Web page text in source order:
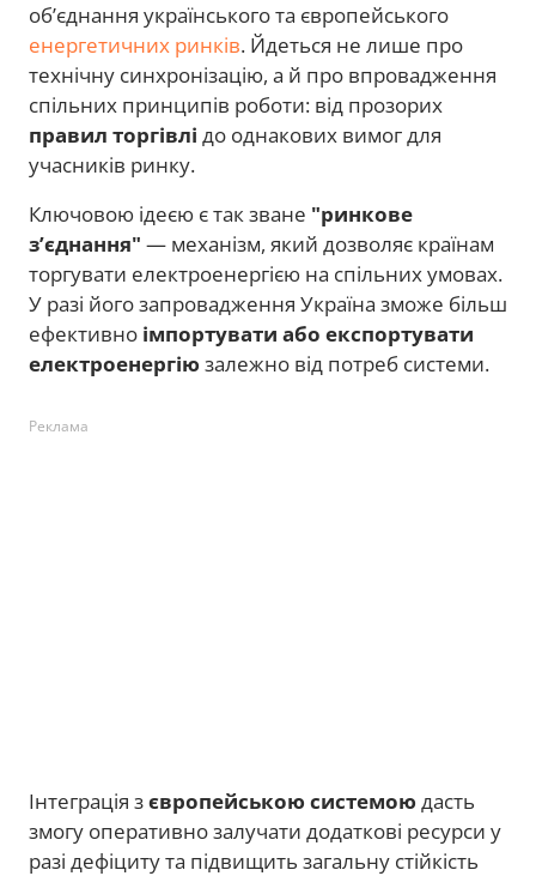
об’єднання українського та європейського
енергетичних ринків. Йдеться не лише про
технічну синхронізацію, а й про впровадження
спільних принципів роботи: від прозорих
правил торгівлі до однакових вимог для
учасників ринку.
Ключовою ідеєю є так зване "ринкове
з’єднання" — механізм, який дозволяє країнам
торгувати електроенергією на спільних умовах.
У разі його запровадження Україна зможе більш
ефективно імпортувати або експортувати
електроенергіюзалежно від потреб системи.
Реклама
Інтеграція зєвропейською системоюдасть
змогу оперативно залучати додаткові ресурси у
разі дефіциту та підвищить загальну стійкість